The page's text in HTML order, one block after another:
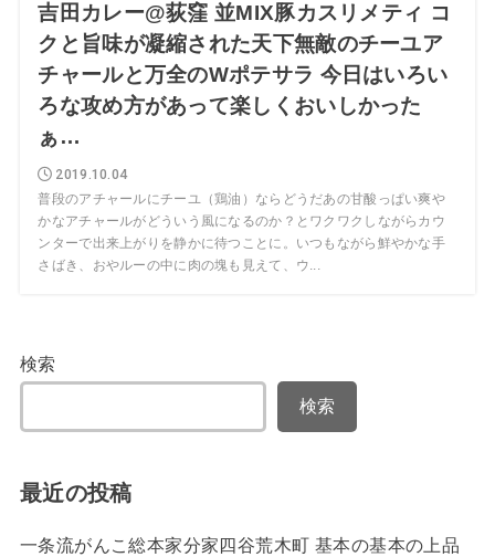
吉田カレー@荻窪 並MIX豚カスリメティ コ
クと旨味が凝縮された天下無敵のチーユア
チャールと万全のWポテサラ 今日はいろい
ろな攻め方があって楽しくおいしかった
ぁ…
2019.10.04
普段のアチャールにチーユ（鶏油）ならどうだあの甘酸っぱい爽や
かなアチャールがどういう風になるのか？とワクワクしながらカウ
ンターで出来上がりを静かに待つことに。いつもながら鮮やかな手
さばき、おやルーの中に肉の塊も見えて、ウ...
検索
検索
最近の投稿
一条流がんこ総本家分家四谷荒木町 基本の基本の上品